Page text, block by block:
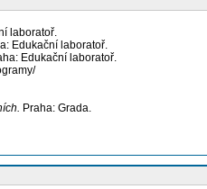
laboratoř.
Edukační laboratoř.
Edukační laboratoř.
. Praha: Grada.